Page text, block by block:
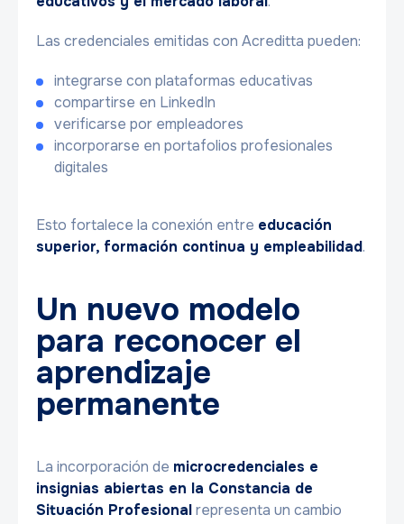
Las credenciales emitidas con Acreditta pueden:
integrarse con plataformas educativas
compartirse en LinkedIn
verificarse por empleadores
incorporarse en portafolios profesionales
digitales
Esto fortalece la conexión entre educación
superior, formación continua y empleabilidad.
Un nuevo modelo
para reconocer el
aprendizaje
permanente
La incorporación de microcredenciales e
insignias abiertas en la Constancia de
Situación Profesionalrepresenta un cambio